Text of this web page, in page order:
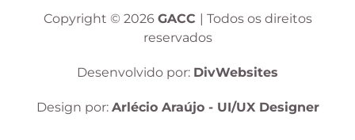
Copyright © 2026 GACC | Todos os direitos
reservados
Desenvolvido por: DivWebsites
Design por: Arlécio Araújo - UI/UX Designer